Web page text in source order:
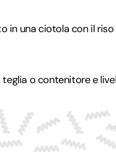
in una ciotola con il
teglia o contenitore e